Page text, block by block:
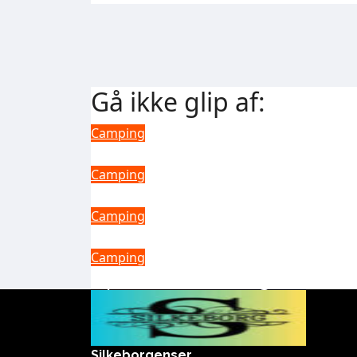
Gå ikke glip af:
Camping
Camping
Camping
Camping